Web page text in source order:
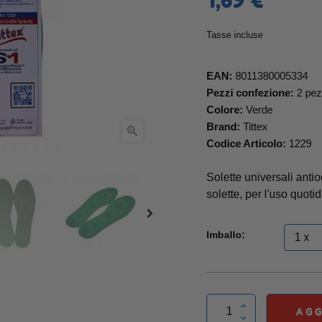

Tasse incluse
EAN: 8011380005334
Pezzi confezione: 2
Colore: Verde
Brand: Tittex
Codice Articolo: 1229
Solette universali
solette, per l'uso
Imballo: